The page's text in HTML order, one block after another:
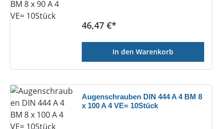
Regulärer Preis:
46,47 €*
In den Warenkorb
Augenschrauben DIN 444 A 4 BM 8
x 100 A 4 VE= 10Stück